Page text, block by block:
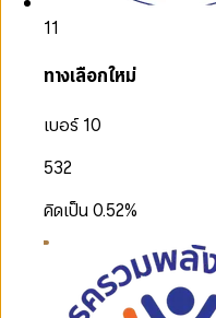
11
ทางเลือกใหม่
เบอร์ 10
532
คิดเป็น0.52%